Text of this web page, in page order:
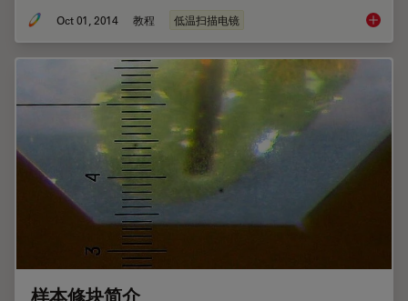
Oct 01, 2014 教程 低温扫描电镜 冷冻断